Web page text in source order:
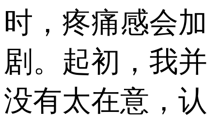
时，疼痛感会加
剧。起初，我并
没有太在意，认